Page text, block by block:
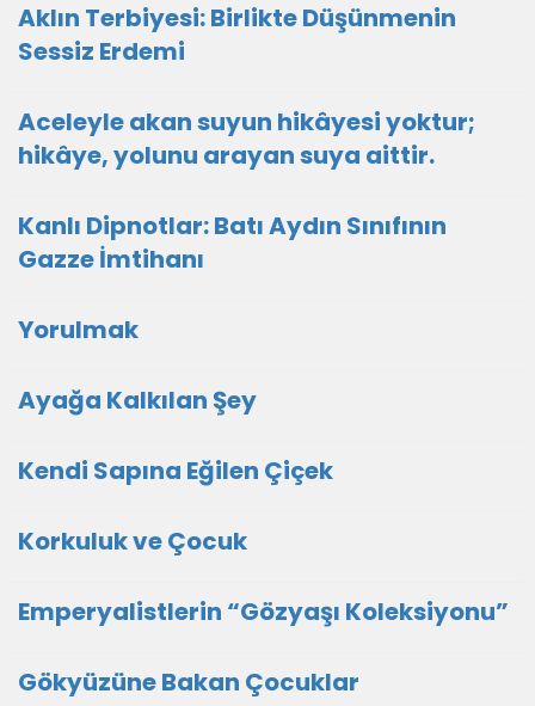
Aklın Terbiyesi: Birlikte Düşünmenin
Sessiz Erdemi
Aceleyle akan suyun hikâyesi yoktur;
hikâye, yolunu arayan suya aittir.
Kanlı Dipnotlar: Batı Aydın Sınıfının
Gazze İmtihanı
Yorulmak
Ayağa Kalkılan Şey
Kendi Sapına Eğilen Çiçek
Korkuluk ve Çocuk
Emperyalistlerin “Gözyaşı Koleksiyonu”
Gökyüzüne Bakan Çocuklar